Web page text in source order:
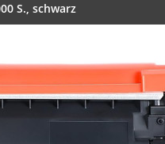
S., schwarz